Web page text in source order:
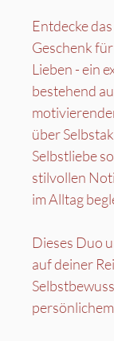
Entdecke
Geschenk
Lieben - ein
bestehend
über
Selbstliebe
stilvollen
im Alltag
Dieses Duo
auf deiner